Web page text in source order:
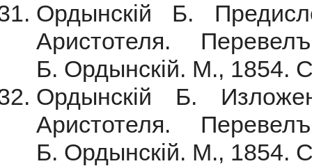
Ордынскiй Б.
Аристотеля.
Б. Ордынскій. М., 1854.
Ордынскiй Б.
Аристотеля.
Б. Ордынскій. М., 1854.